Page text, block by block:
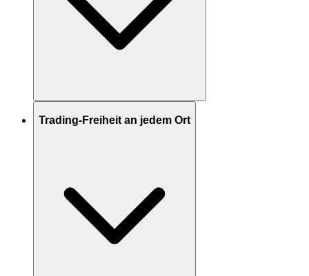
Trading-Freiheit an jedem Ort